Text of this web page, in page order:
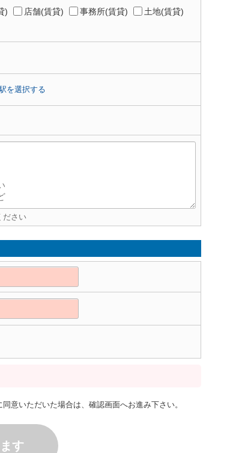
) 店舗(賃貸) 事務所(賃貸)
土地(賃貸)
を選択する
ださい
意いただいた場合は、確認画面へお進み下さい。
す